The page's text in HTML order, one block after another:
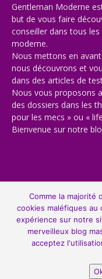
Gentleman Moderne
but de vous faire
conseiller dans tous
moderne.
Nous mettons en
nous découvrons et
dans des articles de
Nous vous proposons
des dossiers dans les
pour les mecs » ou «
Bienvenue sur notre
© Copyright 2013-2022,
site de tendance avec de
de la
Comme la majorité
cookies maléfiques au
expérience sur notre
merveilleux blog
acceptez